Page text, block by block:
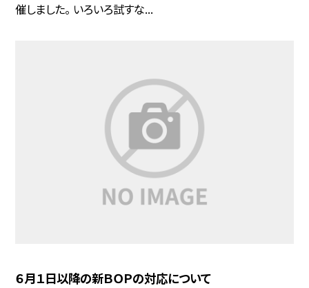
催しました。 いろいろ試すな...
６月１日以降の新ＢＯＰの対応について